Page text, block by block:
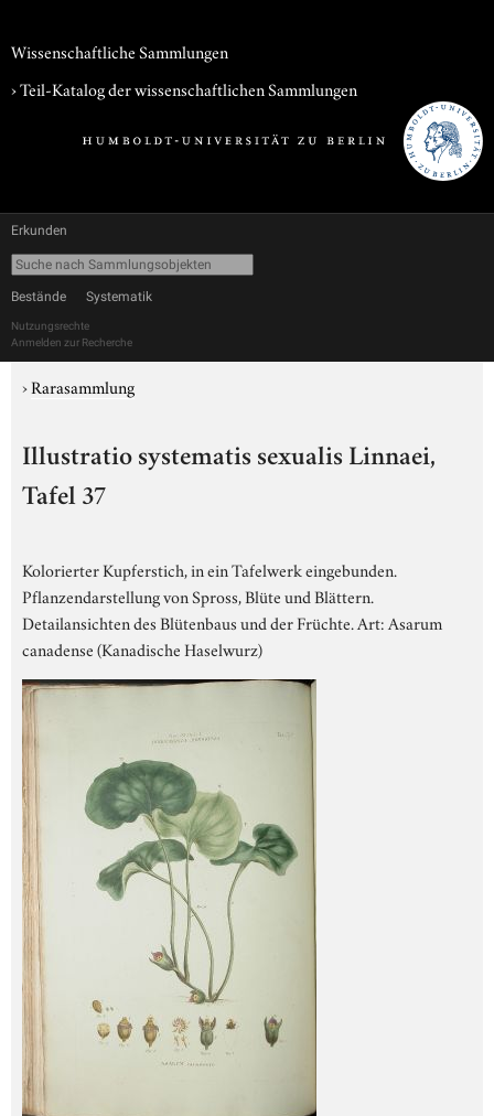
Wissenschaftliche Sammlungen
› Teil-Katalog der wissenschaftlichen Sammlungen
Erkunden
Bestände Systematik
Nutzungsrechte
Anmelden zur Recherche
›Rarasammlung
Illustratio systematis sexualis Linnaei,
Tafel 37
Kolorierter Kupferstich, in ein Tafelwerk eingebunden.
Pflanzendarstellung von Spross, Blüte und Blättern.
Detailansichten des Blütenbaus und der Früchte. Art: Asarum
canadense (Kanadische Haselwurz)